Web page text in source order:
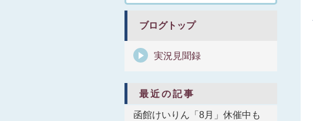
ブログトップ
実況見聞録
最近の記事
函館けいりん「8月」休催中も